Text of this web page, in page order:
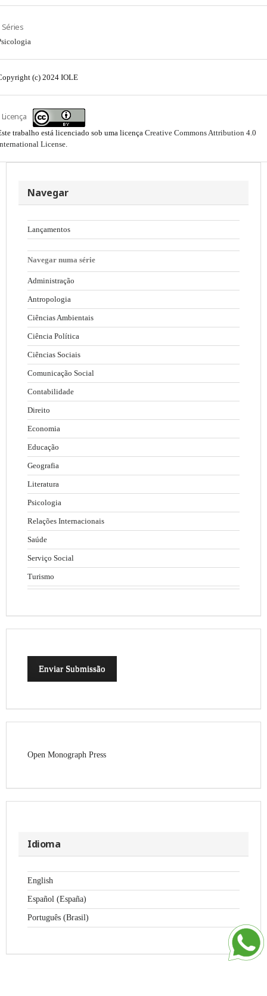
Séries
(c) 2024 IOLE
Licença
trabalho está licenciado sob uma licença Creative Commons Attribution 4.0
License
Navegar
Lançamentos
Navegar numa série
Administração
Antropologia
Ciências Ambientais
Ciência Política
Ciências Sociais
Comunicação Social
Contabilidade
Direito
Economia
Educação
Geografia
Literatura
Psicologia
Relações Internacionais
Saúde
Serviço Social
Turismo
Enviar Submissão
Open Monograph Press
Idioma
English
Español (España)
Português (Brasil)